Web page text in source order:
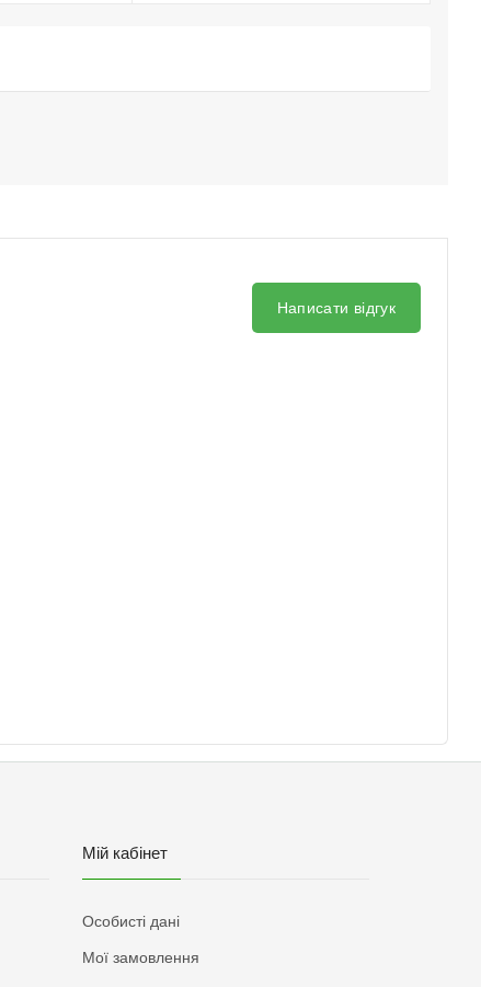
Написати відгук
Мій кабінет
Особисті дані
Мої замовлення